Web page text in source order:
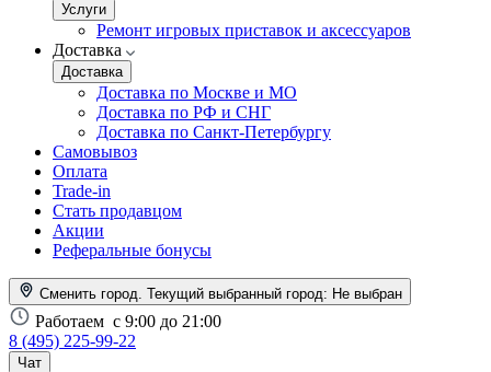
Услуги
Ремонт игровых приставок и аксессуаров
Доставка
Доставка
Доставка по Москве и МО
Доставка по РФ и СНГ
Доставка по Санкт-Петербургу
Самовывоз
Оплата
Trade-in
Стать продавцом
Акции
Реферальные бонусы
Сменить город. Текущий выбранный город: Не выбран
Работаем с 9:00 до 21:00
8 (495) 225-99-22
Чат